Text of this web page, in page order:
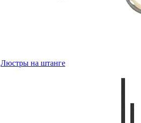
Люстры на штанге